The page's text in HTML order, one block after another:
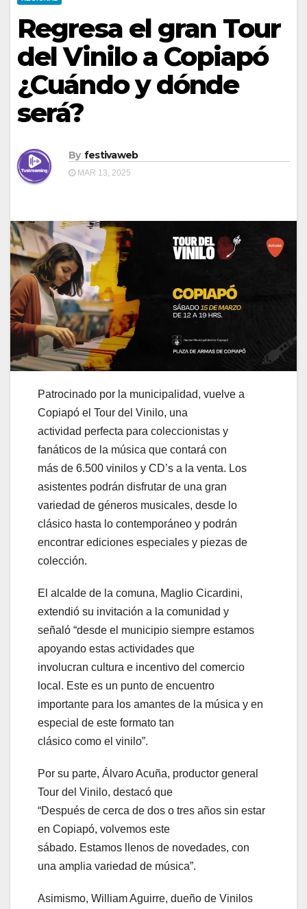
Regresa el gran Tour
del Vinilo a Copiapó
¿Cuándo y dónde
será?
By festivaweb
MAR 13, 2025
Patrocinado por la municipalidad, vuelve a
Copiapó el Tour del Vinilo, una
actividad perfecta para coleccionistas y
fanáticos de la música que contará con
más de 6.500 vinilos y CD’s a la venta. Los
asistentes podrán disfrutar de una gran
variedad de géneros musicales, desde lo
clásico hasta lo contemporáneo y podrán
encontrar ediciones especiales y piezas de
colección.
El alcalde de la comuna, Maglio Cicardini,
extendió su invitación a la comunidad y
señaló “desde el municipio siempre estamos
apoyando estas actividades que
involucran cultura e incentivo del comercio
local. Este es un punto de encuentro
importante para los amantes de la música y en
especial de este formato tan
clásico como el vinilo”.
Por su parte, Álvaro Acuña, productor general
Tour del Vinilo, destacó que
“Después de cerca de dos o tres años sin estar
en Copiapó, volvemos este
sábado. Estamos llenos de novedades, con
una amplia variedad de música”.
Asimismo, William Aguirre, dueño de Vinilos